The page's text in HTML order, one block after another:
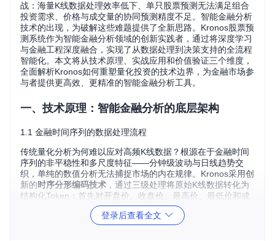
战：海量K线数据处理效率低下、单只股票预测无法满足组合
投资需求、价格与成交量的协同预测精度不足。智能金融分析
技术的出现，为破解这些难题提供了全新思路。Kronos股票预
测系统作为智能金融分析领域的创新实践者，通过将深度学习
与金融工程深度融合，实现了从数据处理到决策支持的全流程
智能化。本文将从技术原理、实战应用和价值验证三个维度，
全面解析Kronos如何重塑量化投资的技术边界，为金融市场参
与者提供更高效、更精准的智能金融分析工具。
一、技术原理：智能金融分析的底层架构
1.1 金融时间序列的数据处理流程
传统量化分析为何难以应对高频K线数据？根源在于金融时间
序列的非平稳性和多尺度特征——分钟级波动与日线趋势交
织，单纯的数值分析无法捕捉市场的内在规律。Kronos采用创
新的时序分形编码技术 ，通过三级处理将原始K线数据转化为
结构化Token：首先对开盘价、收盘价、最高价、最低价和成
交量进行粗粒度划分，再通过BSQ（Box-Spline Quantizatio
n）算法进行细粒度量化，最终生成包含时间戳、价格波动强
登录后查看全文